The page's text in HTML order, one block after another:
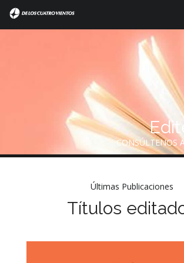
CONSÚLTENOS
Últimas Publicaciones
Títulos